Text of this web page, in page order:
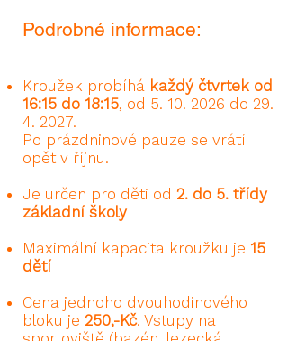
Podrobné informace:
Kroužek probíhá každýčtvrtek od
16:15 do 18:15, od 5. 10. 2026 do 29.
4. 2027.
Po prázdninové pauze se vrátí
opět v říjnu.​
Je určen pro děti od 2. do 5. třídy
základní školy
Maximální kapacita kroužku je 15
dětí
Cena jednoho dvouhodinového
bloku je 250,-Kč. Vstupy na